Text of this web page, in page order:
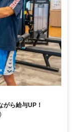
がら給与UP！